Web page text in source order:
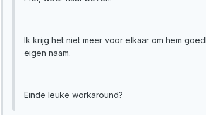
Ik krijg het niet meer voor elkaar om hem
eigen naam.
Einde leuke workaround?